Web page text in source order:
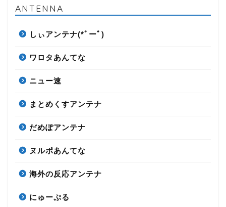
ANTENNA
しぃアンテナ(*ﾟーﾟ)
ワロタあんてな
ニュー速
まとめくすアンテナ
だめぽアンテナ
ヌルポあんてな
海外の反応アンテナ
にゅーぷる